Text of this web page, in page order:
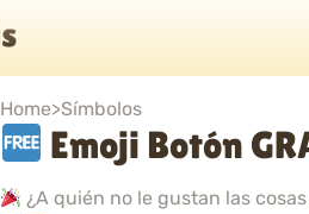
Home>Símbolos
Emoji Botón
¿A quién no le gustan las